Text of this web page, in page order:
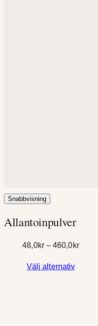
Snabbvisning
Allantoinpulver
48,0kr – 460,0kr
Välj alternativ